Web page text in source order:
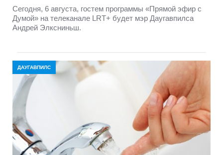
Сегодня, 6 августа, гостем программы «Прямой эфир с
Думой» на телеканале LRT+ будет мэр Даугавпилса
Андрей Элксниньш.
ДАУГАВПИЛС